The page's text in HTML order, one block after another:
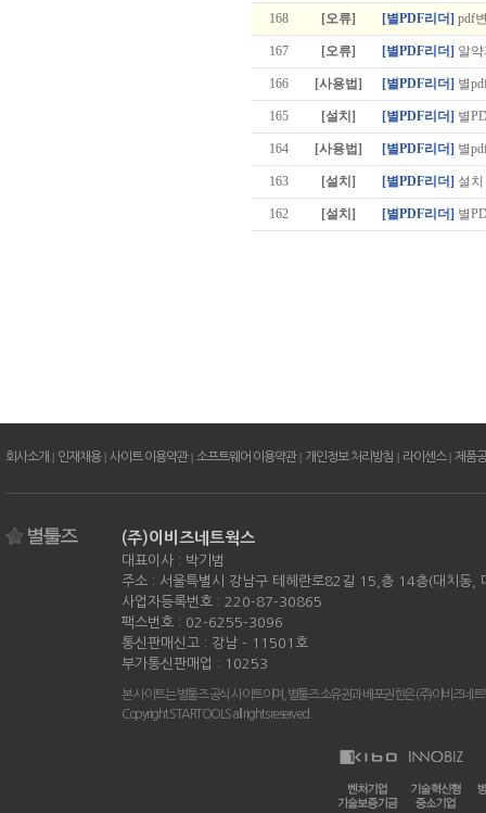
168 [오류] [별PDF리더] pdf
167 [오류] [별PDF리더] 알
166 [사용법] [별PDF리더] 별
165 [설치] [별PDF리더] 별
164 [사용법] [별PDF리더] 별
163 [설치] [별PDF리더] 설
162 [설치] [별PDF리더] 별
회사소개 | 인재채용| 사이트 이용약관| 소프트웨어 이용약관| 개인정보 처리방침 | 라이센스| 제품
(주)이비즈네트웍스
대표이사 : 박기범
주소 : 서울특별시 강남구 테헤란로82길 15,층 14층(대치동,
사업자등록번호 : 220-87-30865
팩스번호 : 02-6255-3096
통신판매신고 : 강남 - 11501호
부가통신판매업 : 10253
본 사이트는 별툴즈 공식 사이트이며, 별툴즈 소유권과 배포권한은 (주)이비즈네
Copyright STARTOOLS all rights reserved.